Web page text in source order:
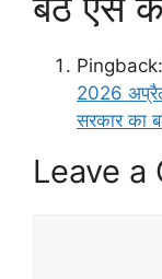
Pingback:
2026
सरकार का
Leave a